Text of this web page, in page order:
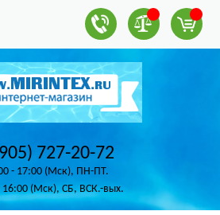
727-20-72
- 17:00 (Мск), ПН-ПТ.
16:00 (Мск), СБ, ВСК.-вых.